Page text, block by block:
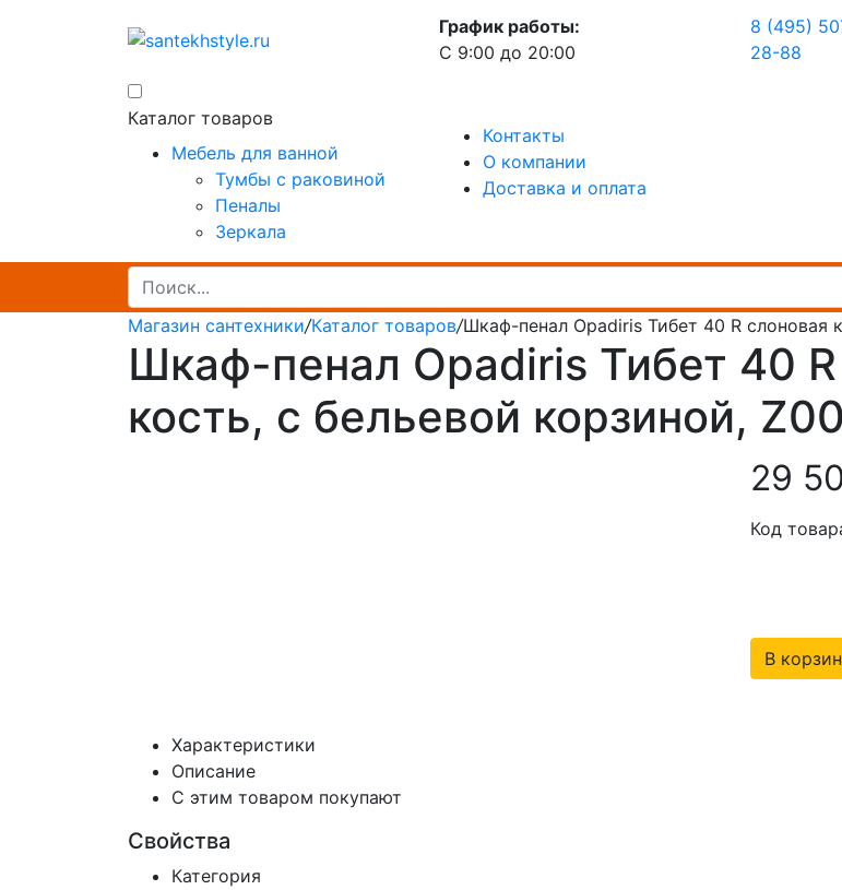
График работы:
С 9:00 до 20:00
8 (495)
28-88
Каталог товаров
Мебель для ванной
Тумбы с раковиной
Пеналы
Зеркала
Контакты
О компании
Доставка и оплата
Магазин сантехники/Каталог товаров/Шкаф-пенал Opadiris Тибет 40 R слоновая
Шкаф-пенал Opadiris Тибет 40
кость, с бельевой корзиной,
29
Код
В
Характеристики
Описание
С этим товаром покупают
Свойства
Категория